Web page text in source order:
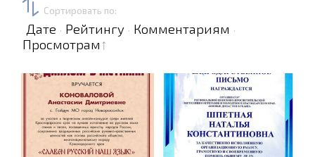
Сортировать по:
Дате · Рейтингу · Комментариям ·
Просмотрам